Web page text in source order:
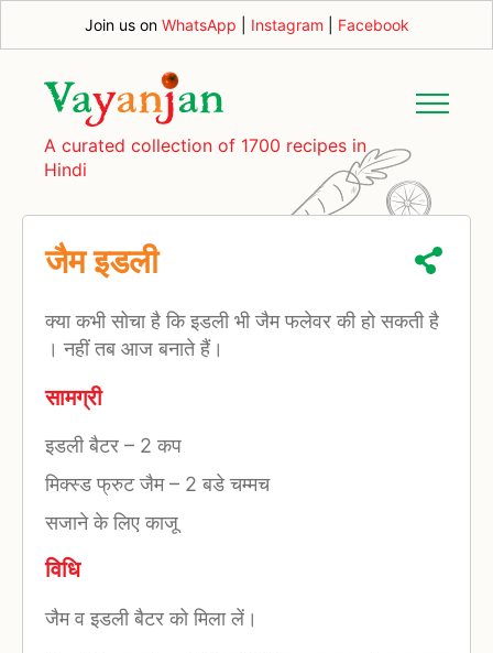
Join us on WhatsApp Instagram Facebook
A curated collection of 1700 recipes in
Hindi
जैम इडली
क्या कभी सोचा है कि इडली भी जैम फलेवर की हो सकती है
। नहीं तब आज बनाते हैं।
सामग्री
इडली बैटर – 2 कप
मिक्स्ड फ्रुट जैम– 2 बडे चम्मच
सजाने के लिए काजू
विधि
जैम व इडली बैटर को मिला लें।